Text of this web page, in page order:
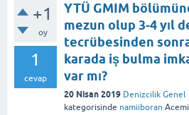
+1
oy
1
cevap
YTÜ GMIM
mezun olup 3-4 yıl
tecrübesinden
karada iş bulma
var mı?
20 Nisan 2019 Denizcilik Genel
kategorisinde namiiboran